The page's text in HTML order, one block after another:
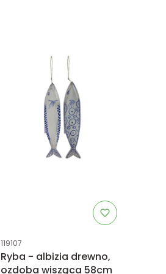
Kod produktu
119107
Ryba - albizia drewno,
ozdoba wisząca 58cm